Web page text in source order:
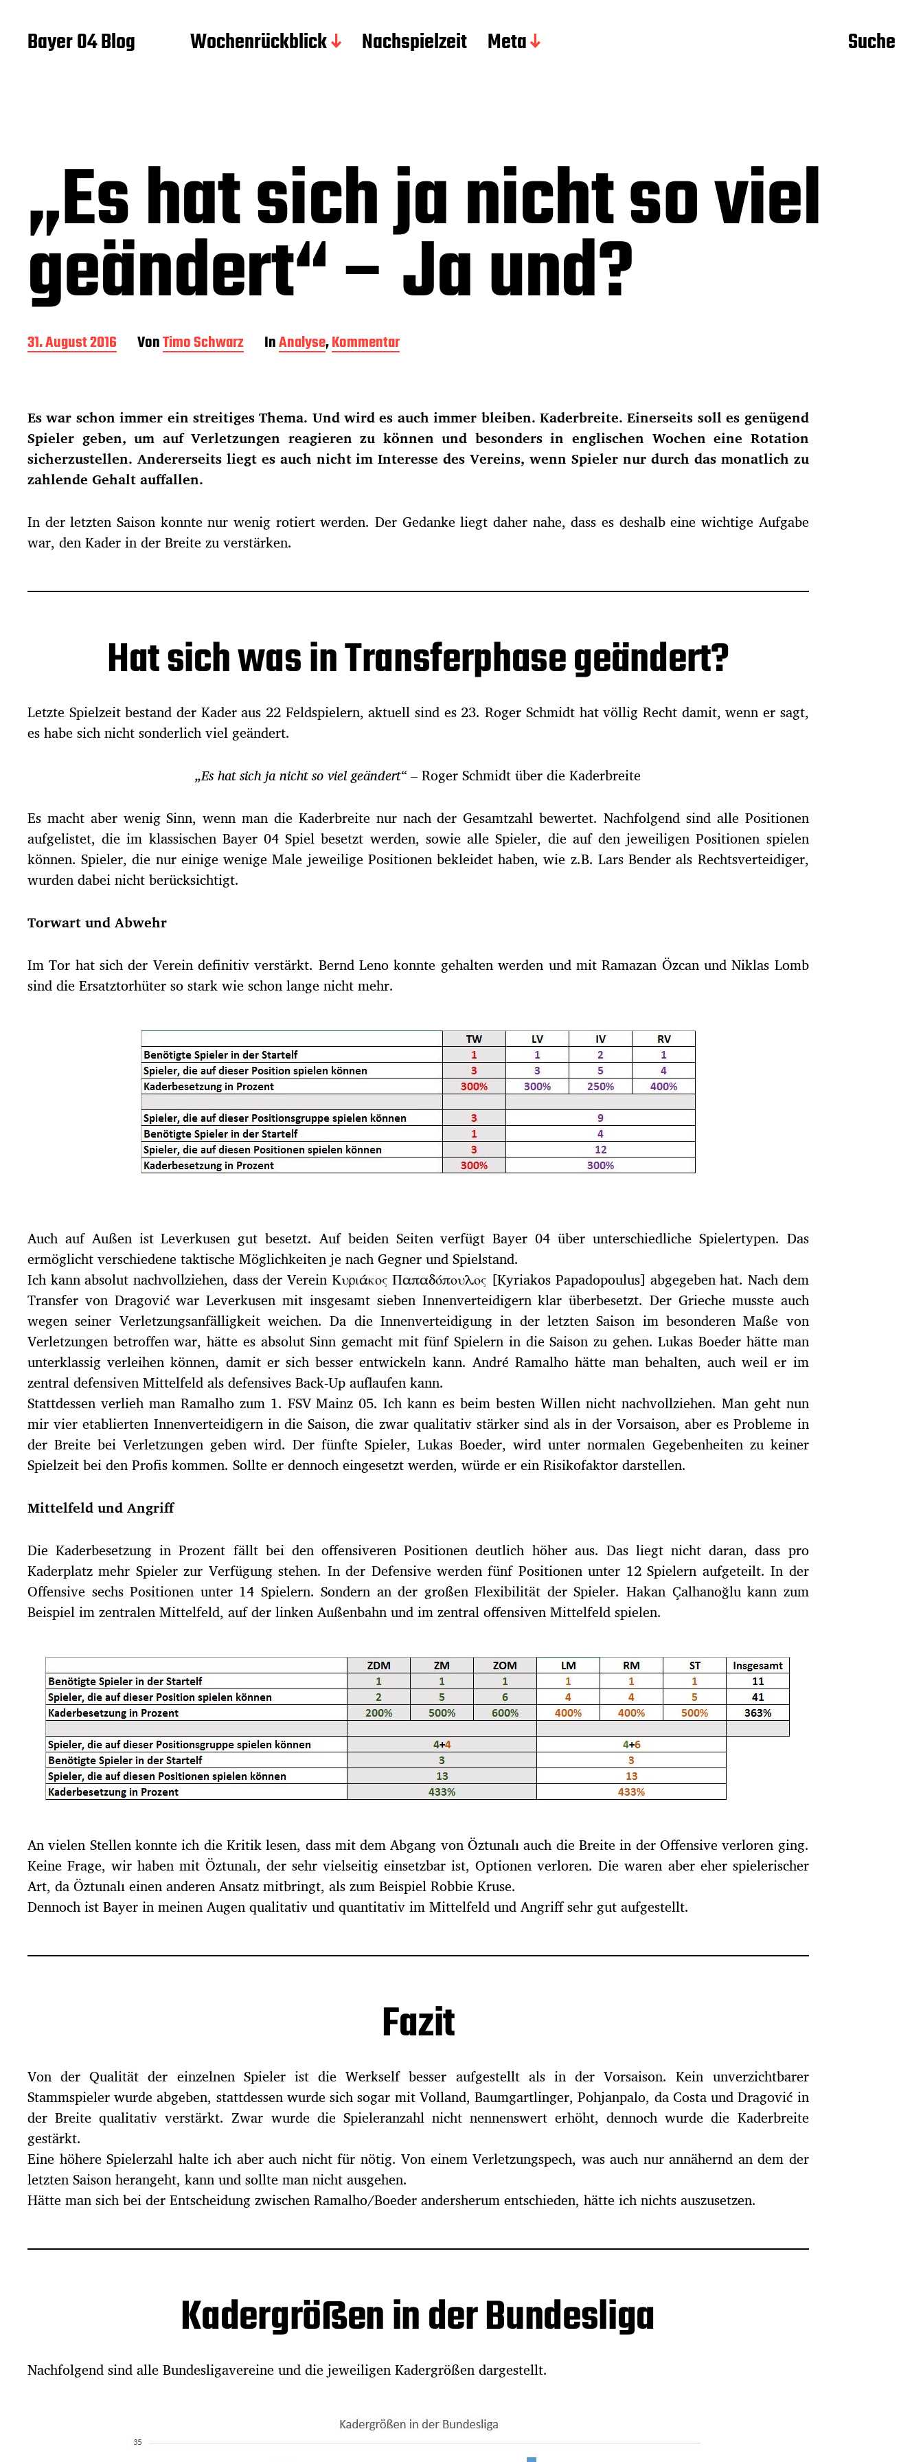
Bayer 04 Blog Wochenrückblick Nachspielzeit Meta Suche
„Es hat sich ja nicht so viel
geändert“ – Ja und?
B
e
a
g
s
d
a
m
31. August 2016 VonTimo Schwarz InAnalyse,Kommentar
Es war schon immer ein streitiges Thema. Und wird es auch immer bleiben. Kaderbreite. Einerseits soll es genügend
Spieler geben, um auf Verletzungen reagieren zu können und besonders in englischen Wochen eine Rotation
sicherzustellen. Andererseits liegt es auch nicht im Interesse des Vereins, wenn Spieler nur durch das monatlich zu
zahlende Gehalt auffallen.
In der letzten Saison konnte nur wenig rotiert werden. Der Gedanke liegt daher nahe, dass es deshalb eine wichtige Aufgabe
war, den Kader in der Breite zu verstärken.
Hat sich was in Transferphase geändert?
Letzte Spielzeit bestand der Kader aus 22 Feldspielern, aktuell sind es 23. Roger Schmidt hat völlig Recht damit, wenn er sagt,
es habe sich nicht sonderlich viel geändert.
„Es hat sich ja nicht so viel geändert“– Roger Schmidt über die Kaderbreite
Es macht aber wenig Sinn, wenn man die Kaderbreite nur nach der Gesamtzahl bewertet. Nachfolgend sind alle Positionen
aufgelistet, die im klassischen Bayer 04 Spiel besetzt werden, sowie alle Spieler, die auf den jeweiligen Positionen spielen
können. Spieler, die nur einige wenige Male jeweilige Positionen bekleidet haben, wie z.B. Lars Bender als Rechtsverteidiger,
wurden dabei nicht berücksichtigt.
Torwart und Abwehr
Im Tor hat sich der Verein definitiv verstärkt. Bernd Leno konnte gehalten werden und mit Ramazan Özcan und Niklas Lomb
sind die Ersatztorhüter so stark wie schon lange nicht mehr.
Auch auf Außen ist Leverkusen gut besetzt. Auf beiden Seiten verfügt Bayer 04 über unterschiedliche Spielertypen. Das
ermöglicht verschiedene taktische Möglichkeiten je nach Gegner und Spielstand.
Ich kann absolut nachvollziehen, dass der Verein Κυριάκος Παπαδόπουλος [Kyriakos Papadopoulus] abgegeben hat. Nach dem
Transfer von Dragović war Leverkusen mit insgesamt sieben Innenverteidigern klar überbesetzt. Der Grieche musste auch
wegen seiner Verletzungsanfälligkeit weichen. Da die Innenverteidigung in der letzten Saison im besonderen Maße von
Verletzungen betroffen war, hätte es absolut Sinn gemacht mit fünf Spielern in die Saison zu gehen. Lukas Boeder hätte man
unterklassig verleihen können, damit er sich besser entwickeln kann. André Ramalho hätte man behalten, auch weil er im
zentral defensiven Mittelfeld als defensives Back-Up auflaufen kann.
Stattdessen verlieh man Ramalho zum 1. FSV Mainz 05. Ich kann es beim besten Willen nicht nachvollziehen. Man geht nun
mir vier etablierten Innenverteidigern in die Saison, die zwar qualitativ stärker sind als in der Vorsaison, aber es Probleme in
der Breite bei Verletzungen geben wird. Der fünfte Spieler, Lukas Boeder, wird unter normalen Gegebenheiten zu keiner
Spielzeit bei den Profis kommen. Sollte er dennoch eingesetzt werden, würde er ein Risikofaktor darstellen.
Mittelfeld und Angriff
Die Kaderbesetzung in Prozent fällt bei den offensiveren Positionen deutlich höher aus. Das liegt nicht daran, dass pro
Kaderplatz mehr Spieler zur Verfügung stehen. In der Defensive werden fünf Positionen unter 12 Spielern aufgeteilt. In der
Offensive sechs Positionen unter 14 Spielern. Sondern an der großen Flexibilität der Spieler. Hakan Çalhanoğlu kann zum
Beispiel im zentralen Mittelfeld, auf der linken Außenbahn und im zentral offensiven Mittelfeld spielen.
An vielen Stellen konnte ich die Kritik lesen, dass mit dem Abgang von Öztunalı auch die Breite in der Offensive verloren ging.
Keine Frage, wir haben mit Öztunalı, der sehr vielseitig einsetzbar ist, Optionen verloren. Die waren aber eher spielerischer
Art, da Öztunalı einen anderen Ansatz mitbringt, als zum Beispiel Robbie Kruse.
Dennoch ist Bayer in meinen Augen qualitativ und quantitativ im Mittelfeld und Angriff sehr gut aufgestellt.
Fazit
Von der Qualität der einzelnen Spieler ist die Werkself besser aufgestellt als in der Vorsaison. Kein unverzichtbarer
Stammspieler wurde abgeben, stattdessen wurde sich sogar mit Volland, Baumgartlinger, Pohjanpalo, da Costa und Dragović in
der Breite qualitativ verstärkt. Zwar wurde die Spieleranzahl nicht nennenswert erhöht, dennoch wurde die Kaderbreite
gestärkt.
Eine höhere Spielerzahl halte ich aber auch nicht für nötig. Von einem Verletzungspech, was auch nur annähernd an dem der
letzten Saison herangeht, kann und sollte man nicht ausgehen.
Hätte man sich bei der Entscheidung zwischen Ramalho/Boeder andersherum entschieden, hätte ich nichts auszusetzen.
Kadergrößen in der Bundesliga
Nachfolgend sind alle Bundesligavereine und die jeweiligen Kadergrößen dargestellt.